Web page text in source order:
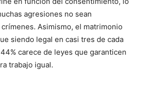
agresiones no sean
Asimismo, el matrimonio
siendo legal en casi tres de cada
carece de leyes que garanticen
trabajo igual.